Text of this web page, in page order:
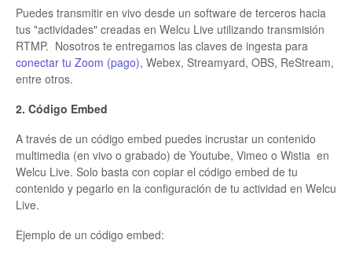
Puedes transmitir en vivo desde un software de terceros hacia
tus "actividades" creadas en Welcu Live utilizando transmisión
RTMP. Nosotros te entregamos las claves de ingesta para
conectar tu Zoom (pago), Webex, Streamyard, OBS, ReStream,
entre otros.
2. Código Embed
A través de un código embed puedes incrustar un contenido
multimedia (en vivo o grabado) de Youtube, Vimeo o Wistia en
Welcu Live. Solo basta con copiar el código embed de tu
contenido y pegarlo en la configuración de tu actividad en Welcu
Live.
Ejemplo de un código embed: